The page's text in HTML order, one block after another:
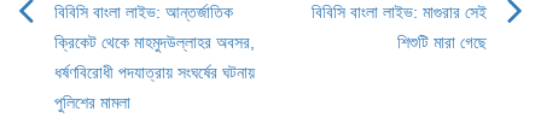
Post
navigation
বিবিসি বাংলা লাইভ: আন্তর্জাতিক
ক্রিকেট থেকে মাহমুদউল্লাহর অবসর,
ধর্ষণবিরোধী পদযাত্রায় সংঘর্ষের ঘটনায়
পুলিশের মামলা
বিবিসি বাংলা লাইভ: মাগুরার সেই
শিশুটি মারা গেছে